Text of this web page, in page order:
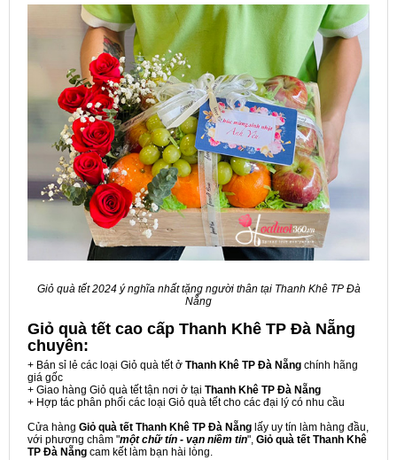
Giỏ quà tết 2024 ý nghĩa nhất tặng người thân tại Thanh Khê TP Đà
Nẵng
Giỏ quà tết cao cấp Thanh Khê TP Đà Nẵng
chuyên:
+ Bán sỉ lẻ các loại Giỏ quà tết ở Thanh Khê TP Đà Nẵng chính hãng
giá gốc
+ Giao hàng Giỏ quà tết tận nơi ở tại Thanh Khê TP Đà Nẵng
+ Hợp tác phân phối các loại Giỏ quà tết cho các đại lý có nhu cầu
Cửa hàng Giỏ quà tết Thanh Khê TP Đà Nẵng lấy uy tín làm hàng đầu,
với phương châm "một chữ tín - vạn niềm tin", Giỏ quà tết Thanh Khê
TP Đà Nẵng cam kết làm bạn hài lòng.